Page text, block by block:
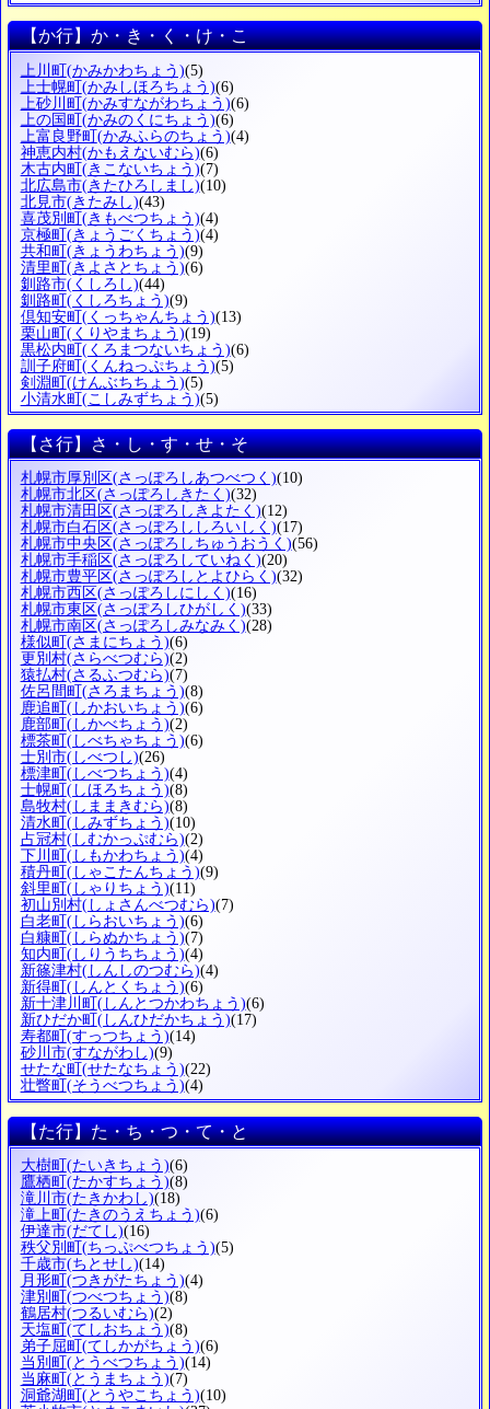
【か行】か・き・く・け・こ
上川町(かみかわちょう)(5)
上士幌町(かみしほろちょう)(6)
上砂川町(かみすながわちょう)(6)
上の国町(かみのくにちょう)(6)
上富良野町(かみふらのちょう)(4)
神恵内村(かもえないむら)(6)
木古内町(きこないちょう)(7)
北広島市(きたひろしまし)(10)
北見市(きたみし)(43)
喜茂別町(きもべつちょう)(4)
京極町(きょうごくちょう)(4)
共和町(きょうわちょう)(9)
清里町(きよさとちょう)(6)
釧路市(くしろし)(44)
釧路町(くしろちょう)(9)
倶知安町(くっちゃんちょう)(13)
栗山町(くりやまちょう)(19)
黒松内町(くろまつないちょう)(6)
訓子府町(くんねっぷちょう)(5)
剣淵町(けんぶちちょう)(5)
小清水町(こしみずちょう)(5)
【さ行】さ・し・す・せ・そ
札幌市厚別区(さっぽろしあつべつく)(10)
札幌市北区(さっぽろしきたく)(32)
札幌市清田区(さっぽろしきよたく)(12)
札幌市白石区(さっぽろししろいしく)(17)
札幌市中央区(さっぽろしちゅうおうく)(56)
札幌市手稲区(さっぽろしていねく)(20)
札幌市豊平区(さっぽろしとよひらく)(32)
札幌市西区(さっぽろしにしく)(16)
札幌市東区(さっぽろしひがしく)(33)
札幌市南区(さっぽろしみなみく)(28)
様似町 (さまにちょう)(6)
更別村(さらべつむら)(2)
猿払村(さるふつむら)(7)
佐呂間町 (さろまちょう)(8)
鹿追町 (しかおいちょう)(6)
鹿部町 (しかべちょう)(2)
標茶町 (しべちゃちょう)(6)
士別市(しべつし)(26)
標津町 (しべつちょう)(4)
士幌町 (しほろちょう)(8)
島牧村(しままきむら)(8)
清水町 (しみずちょう)(10)
占冠村(しむかっぷむら)(2)
下川町 (しもかわちょう)(4)
積丹町 (しゃこたんちょう)(9)
斜里町 (しゃりちょう)(11)
初山別村(しょさんべつむら)(7)
白老町 (しらおいちょう)(6)
白糠町 (しらぬかちょう)(7)
知内町 (しりうちちょう)(4)
新篠津村(しんしのつむら)(4)
新得町 (しんとくちょう)(6)
新十津川町 (しんとつかわちょう)(6)
新ひだか町 (しんひだかちょう)(17)
寿都町 (すっつちょう)(14)
砂川市(すながわし)(9)
せたな町 (せたなちょう)(22)
壮瞥町 (そうべつちょう)(4)
【た行】た・ち・つ・て・と
大樹町 (たいきちょう)(6)
鷹栖町 (たかすちょう)(8)
滝川市(たきかわし)(18)
滝上町 (たきのうえちょう)(6)
伊達市(だてし)(16)
秩父別町 (ちっぷべつちょう)(5)
千歳市(ちとせし)(14)
月形町 (つきがたちょう)(4)
津別町 (つべつちょう)(8)
鶴居村(つるいむら)(2)
天塩町 (てしおちょう)(8)
弟子屈町 (てしかがちょう)(6)
当別町 (とうべつちょう)(14)
当麻町 (とうまちょう)(7)
洞爺湖町 (とうやこちょう)(10)